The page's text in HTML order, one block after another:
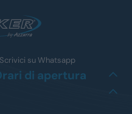
Scrivici su Whatsapp
di apertura